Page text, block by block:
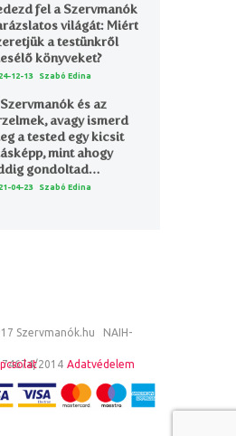
fel a Szervmanók
világát: Miért
a testünkről
könyveket?
12-13 Szabó Edina
és az
avagy ismerd
a tested egy kicsit
mint ahogy
gondoltad…
04-23 Szabó Edina
Szervmanók.hu NAIH-
74674/2014 Adatvédelem